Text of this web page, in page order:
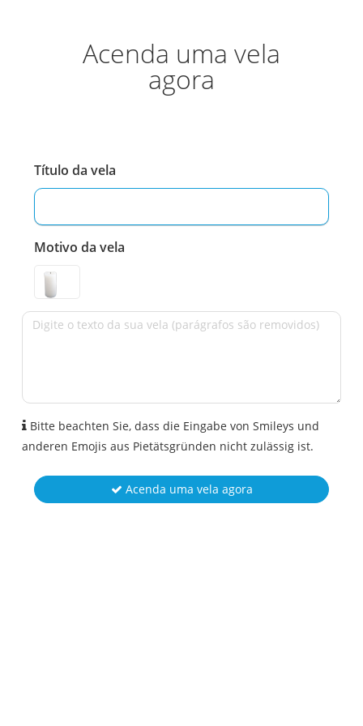
Acenda uma vela
agora
Título da vela
Motivo da vela
Bitte beachten Sie, dass die Eingabe von Smileys und
anderen Emojis aus Pietätsgründen nicht zulässig ist.
Acenda uma vela agora